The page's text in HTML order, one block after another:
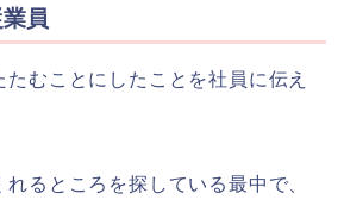
業員
むことにしたことを社員に伝え
るところを探している最中で、